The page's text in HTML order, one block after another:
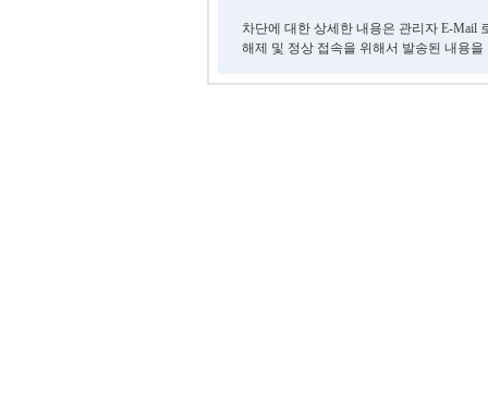
차단에 대한 상세한 내용은 관리자 E-Mail
해제 및 정상 접속을 위해서 발송된 내용